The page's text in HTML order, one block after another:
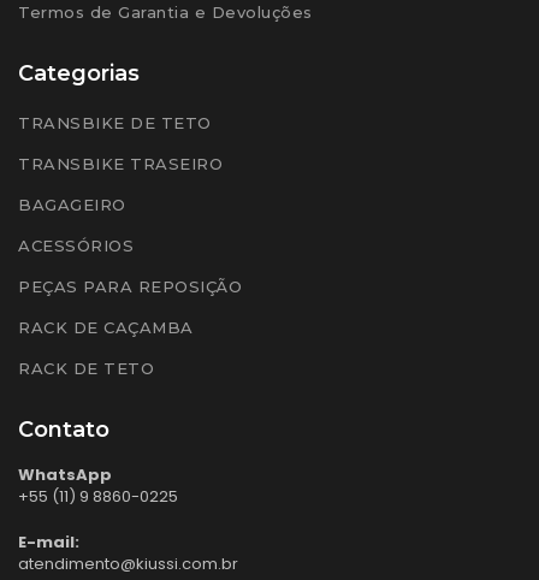
Termos de Garantia e Devoluções
Categorias
TRANSBIKE DE TETO
TRANSBIKE TRASEIRO
BAGAGEIRO
ACESSÓRIOS
PEÇAS PARA REPOSIÇÃO
RACK DE CAÇAMBA
RACK DE TETO
Contato
WhatsApp
+55 (11) 9 8860-0225
E-mail:
atendimento@kiussi.com.br